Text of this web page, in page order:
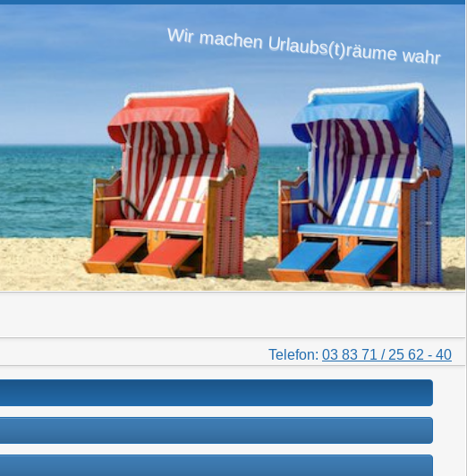
Wir machen Urlaubs(t)räume wahr
Telefon: 03 83 71 / 25 62 - 40